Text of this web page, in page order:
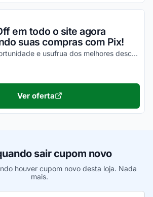
em todo o site agora
suas compras com Pix!
Aproveite esta oportunidade e usufrua dos melhores descontos em todas as suas compras online agora mesmo!
funcionou
Ver oferta
sair cupom novo
houver cupom novo desta loja. Nada
mais.